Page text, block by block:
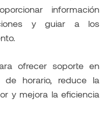
información
y guiar a los
ofrecer soporte en
de horario, reduce la
y mejora la eficiencia